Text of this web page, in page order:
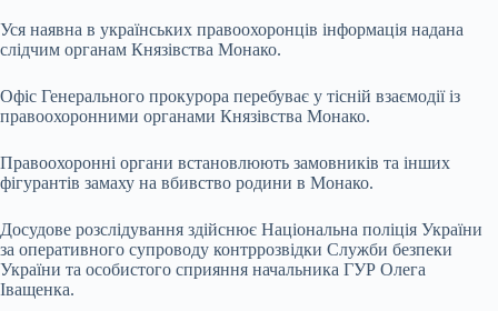
Уся наявна в українських правоохоронців інформація надана
слідчим органам Князівства Монако.
Офіс Генерального прокурора перебуває у тісній взаємодії із
правоохоронними органами Князівства Монако.
Правоохоронні органи встановлюють замовників та інших
фігурантів замаху на вбивство родини в Монако.
Досудове розслідування здійснює Національна поліція України
за оперативного супроводу контррозвідки Служби безпеки
України та особистого сприяння начальника ГУР Олега
Іващенка.